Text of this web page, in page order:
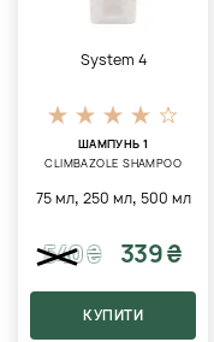
System 4
ШАМПУНЬ 1
CLIMBAZOLE SHAMPOO
75 мл, 250 мл, 500 мл
540₴ 339 ₴
КУПИТИ